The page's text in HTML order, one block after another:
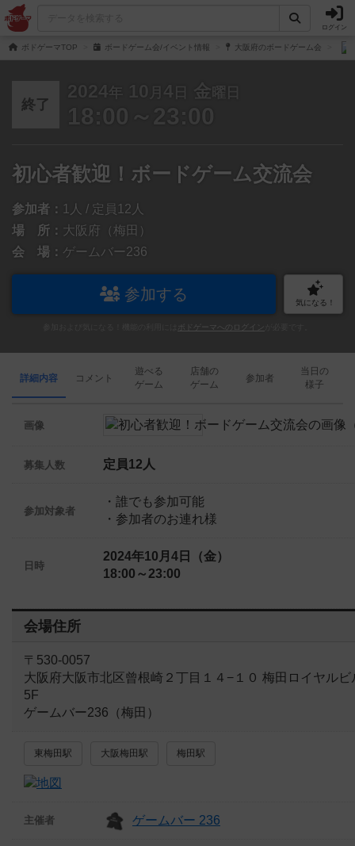
ログイン
ボドゲーマTOP ボードゲーム会/イベント情報 大阪府のボードゲーム会
終了
2024年 10 月 4 日 金 曜日
18:00～23:00
初心者歓迎！ボードゲーム交流会
参加者： 1人 / 定員12人
場 所： 大阪府（梅田）
会 場： ゲームバー236
参加する 気になる！
ボドゲーマへのログイン
詳細内容 コメント
遊べる
ゲーム
店舗の
ゲーム
参加者
当日の
様子
画像
募集人数 定員12人
参加対象者
・誰でも参加可能
・参加者のお連れ様
日時
2024年10月4日（金）
18:00～23:00
会場住所
〒530-0057
大阪府大阪市北区曾根崎２丁目１４−１０ 梅田ロイヤルビ
5F
ゲームバー236（梅田）
東梅田駅 大阪梅田駅 梅田駅
主催者 ゲームバー 236